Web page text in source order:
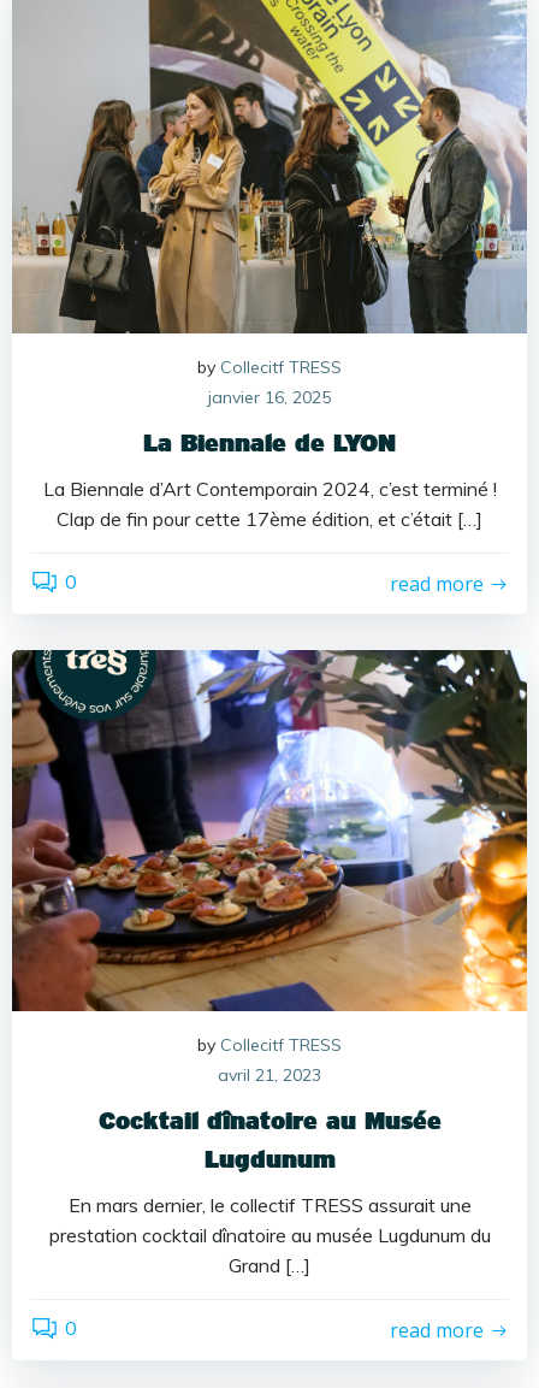
by Collecitf TRESS
janvier 16, 2025
La Biennale de LYON
La Biennale d’Art Contemporain 2024, c’est terminé !
Clap de fin pour cette 17ème édition, et c’était […]
0 read more
by Collecitf TRESS
avril 21, 2023
Cocktail dînatoire au Musée
Lugdunum
En mars dernier, le collectif TRESS assurait une
prestation cocktail dînatoire au musée Lugdunum du
Grand […]
0 read more